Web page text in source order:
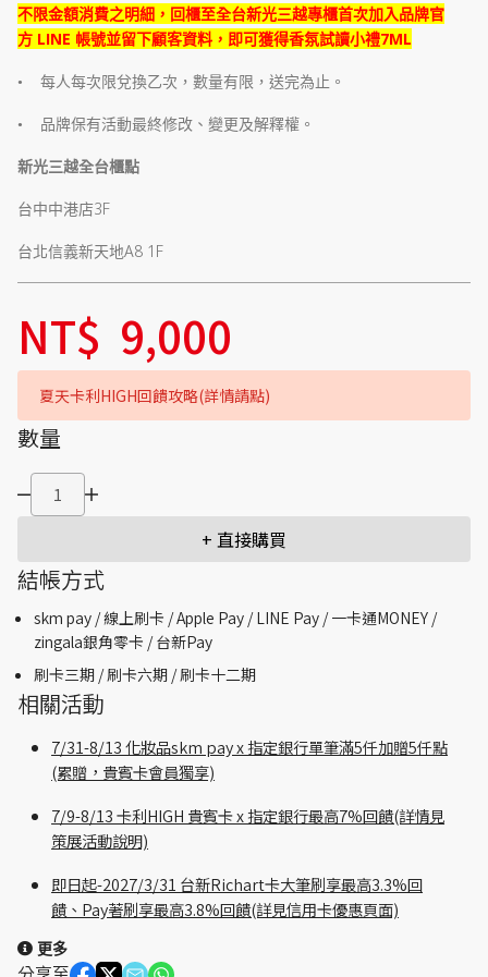
不限金額消費之明細，回櫃至全台新光三越專櫃首次加入品牌官
方 LINE 帳號並留下顧客資料，即可獲得香氛試讀小禮7ML
• 每人每次限兌換乙次，數量有限，送完為止。
• 品牌保有活動最終修改、變更及解釋權。
新光三越全台櫃點
台中中港店3F
台北信義新天地A8 1F
NT$ 9,000
夏天卡利HIGH回饋攻略(詳情請點)
數量
+ 直接購買
結帳方式
skm pay /線上刷卡 / Apple Pay /LINE Pay / 一卡通MONEY /
zingala銀角零卡 /台新Pay
刷卡三期 /刷卡六期 /刷卡十二期
相關活動
7/31-8/13 化妝品skm pay x 指定銀行單筆滿5仟加贈5仟點
(累贈，貴賓卡會員獨享)
7/9-8/13 卡利HIGH 貴賓卡 x 指定銀行最高7%回饋(詳情見
策展活動說明)
即日起-2027/3/31 台新Richart卡大筆刷享最高3.3%回
饋、Pay著刷享最高3.8%回饋(詳見信用卡優惠頁面)
更多